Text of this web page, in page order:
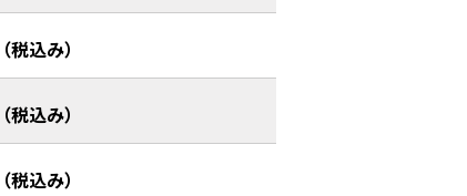
（税込み）
（税込み）
（税込み）